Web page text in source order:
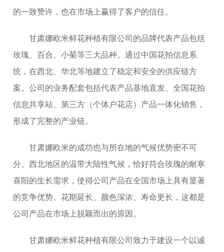
的一致赞许，也在市场上赢得了客户的信任。
甘肃娜欧米鲜花种植有限公司的品牌代表产品包括
玫瑰、百合、小菊等三大品种。通过中国花拍信息系
统，在西北、华北等地建立了稳定和安全的供应链方
案。公司的业务配套包括代表产品基地直发、全国花拍
信息共享站、第三方（个体户花店）产品一体化销售，
形成了完整的产业链。
甘肃娜欧米的成功也与所在地的气候优势密不可
分。西北地区的温带大陆性气候，恰好符合玫瑰的耐寒
喜阳的生长需求，使得公司产品在全国市场上具有显著
的竞争优势。花期延长、颜色深浓、寿命更长，这都是
公司产品在市场上脱颖而出的原因。
甘肃娜欧米鲜花种植有限公司致力于建设一个以诚